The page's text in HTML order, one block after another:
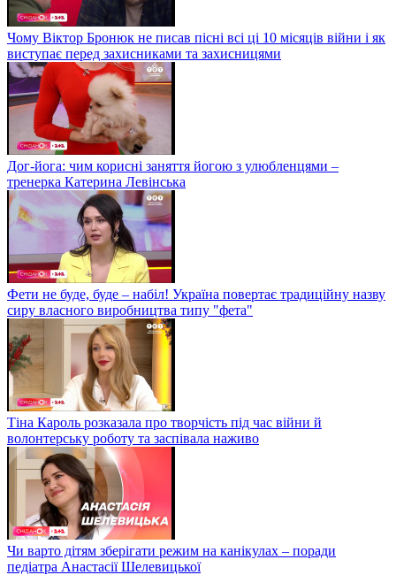
Чому Віктор Бронюк не писав пісні всі ці 10 місяців війни і як
виступає перед захисниками та захисницями
Дог-йога: чим корисні заняття йогою з улюбленцями –
тренерка Катерина Левінська
Фети не буде, буде – набіл! Україна повертає традиційну назву
сиру власного виробництва типу "фета"
Тіна Кароль розказала про творчість під час війни й
волонтерську роботу та заспівала наживо
Чи варто дітям зберігати режим на канікулах – поради
педіатра Анастасії Шелевицької